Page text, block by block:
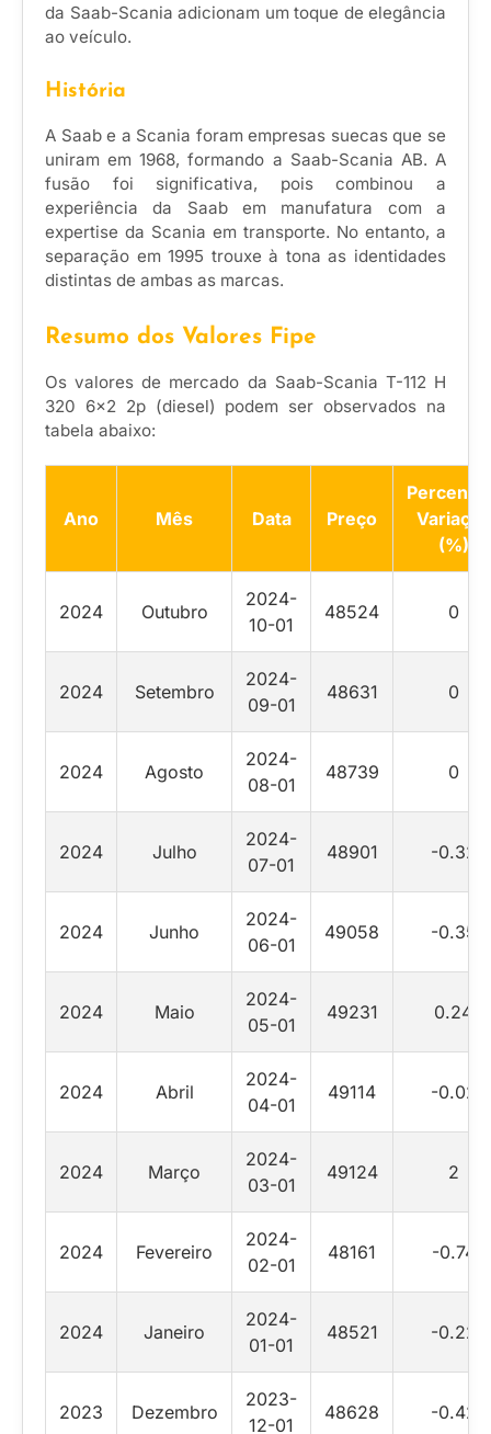
da Saab-Scania adicionam um toque de elegância
ao veículo.
História
A Saab e a Scania foram empresas suecas que se
uniram em 1968, formando a Saab-Scania AB. A
fusão foi significativa, pois combinou a
experiência da Saab em manufatura com a
expertise da Scania em transporte. No entanto, a
separação em 1995 trouxe à tona as identidades
distintas de ambas as marcas.
Resumo dos Valores Fipe
Os valores de mercado da Saab-Scania T-112 H
320 6×2 2p (diesel) podem ser observados na
tabela abaixo:
Ano Mês Data Preço
Variação
(%)
2024 Outubro
2024-
10-01
48524 0
2024 Setembro
2024-
09-01
48631 0
2024 Agosto
2024-
08-01
48739 0
2024 Julho
2024-
07-01
48901 -0.32
2024 Junho
2024-
06-01
49058 -0.35
2024 Maio
2024-
05-01
49231 0.24
2024 Abril
2024-
04-01
49114 -0.02
2024 Março
2024-
03-01
49124 2
2024 Fevereiro
2024-
02-01
48161 -0.74
2024 Janeiro
2024-
01-01
48521 -0.22
2023 Dezembro
2023-
12-01
48628 -0.42